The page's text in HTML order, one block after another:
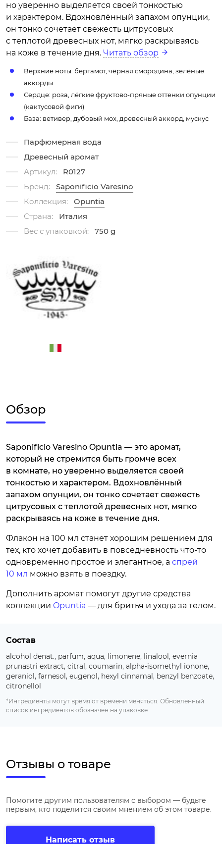
но уверенно выделяется своей тонкостью
и характером. Вдохновлённый запахом опунции,
он тонко сочетает свежесть цитрусовых
с теплотой древесных нот, мягко раскрываясь
на коже в течение дня. Читать обзор
Верхние ноты: бергамот, чёрная смородина, зелёные
аккорды
Сердце: роза, лёгкие фруктово-пряные оттенки опунции
(кактусовой фиги)
База: ветивер, дубовый мох, древесный аккорд, мускус
Парфюмерная вода
Древесный аромат
Артикул:
R0127
Бренд:
Saponificio Varesino
Коллекция:
Opuntia
Страна:
Италия
Вес с упаковкой:
750 g
Обзор
Saponificio Varesino Opuntia — это аромат,
который не стремится быть громче всех
в комнате, но уверенно выделяется своей
тонкостью и характером. Вдохновлённый
запахом опунции, он тонко сочетает свежесть
цитрусовых с теплотой древесных нот, мягко
раскрываясь на коже в течение дня.
Флакон на 100 мл станет хорошим решением для
тех, кто хочет добавить в повседневность что-то
одновременно простое и элегантное, а спрей
10 мл можно взять в поездку.
Дополнить аромат помогут другие средства
коллекции Opuntia — для бритья и ухода за телом.
Состав
alcohol denat., parfum, aqua, limonene, linalool, evernia
prunastri extract, citral, coumarin, alpha-isomethyl ionone,
geraniol, farnesol, eugenol, hexyl cinnamal, benzyl benzoate,
citronellol
*Ингредиенты могут время от времени меняться. Обновленный
список ингредиентов обозначен на упаковке.
Отзывы о товаре
Помогите другим пользователям с выбором — будьте
первым, кто поделится своим мнением об этом товаре.
Написать отзыв